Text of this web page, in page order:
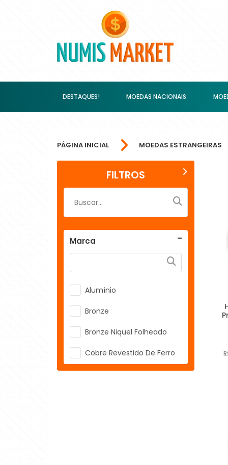
DESTAQUES! MOEDAS NACIONAIS
PÁGINA INICIAL MOEDAS ESTRANGEIRAS
FILTROS
Marca
Alumínio
Bronze
Bronze Niquel Folheado
Cobre Revestido De Ferro
Cobre-Níquel-Zinco